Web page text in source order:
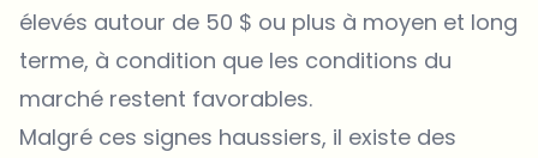
élevés autour de 50 $ ou plus à moyen et long
terme, à condition que les conditions du
marché restent favorables.
Malgré ces signes haussiers, il existe des